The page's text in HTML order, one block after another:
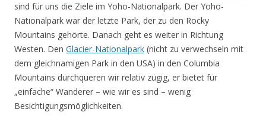
sind für uns die Ziele im Yoho-Nationalpark. Der Yoho-
Nationalpark war der letzte Park, der zu den Rocky
Mountains gehörte. Danach geht es weiter in Richtung
Westen. Den Glacier-Nationalpark (nicht zu verwechseln mit
dem gleichnamigen Park in den USA) in den Columbia
Mountains durchqueren wir relativ zügig, er bietet für
„einfache“ Wanderer – wie wir es sind – wenig
Besichtigungsmöglichkeiten.